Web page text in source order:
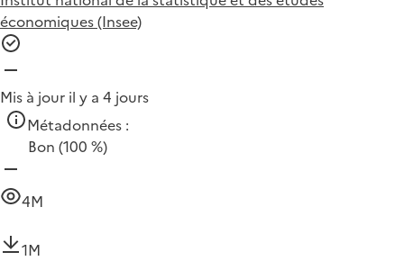
économiques (Insee)
Mis à jour il y a 4 jours
Métadonnées :
Bon (100 %)
4M
1M